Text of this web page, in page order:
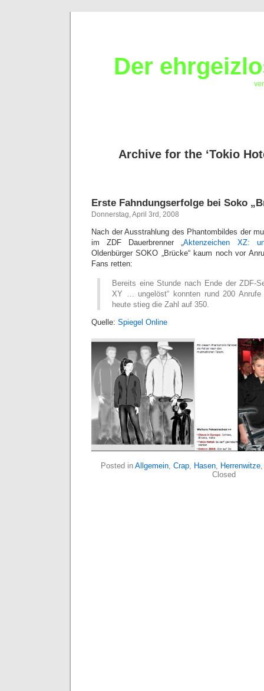
Der
Archive for the ‘Tokio
Erste Fahndungserfolge bei Soko
Donnerstag, April 3rd, 2008
Nach der Ausstrahlung des Phantombildes der
im ZDF Dauerbrenner „Aktenzeichen XZ:
Oldenbürger SOKO „Brücke“ kaum noch vor
Fans retten:
Bereits eine Stunde nach Ende der ZDF-
XY … ungelöst“ konnten rund 200 Anrufe
heute stieg die Zahl auf 350.
Quelle: Spiegel Online
Posted in Allgemein, Crap, Hasen, Herrenwitze
Closed